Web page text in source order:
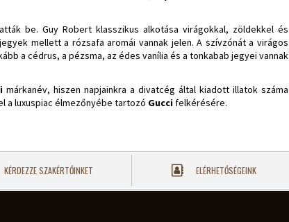
be. Guy Robert klasszikus alkotása virágokkal, zöldekkel és
mellett a rózsafa aromái vannak jelen. A szívzónát a virágos
a cédrus, a pézsma, az édes vanília és a tonkabab jegyei vannak
márkanév, hiszen napjainkra a divatcég által kiadott illatok száma
a luxuspiac élmezőnyébe tartozó Guccifelkérésére.
KÉRDEZZE SZAKÉRTŐINKET ELÉRHETŐSÉGEINK